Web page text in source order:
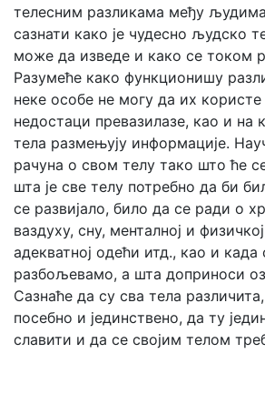
телесним разликама међу
сазнати како је чудесно људско
може да изведе и како се током
Разумеће како функционишу
неке особе не могу да их
недостаци превазилазе, као и на
тела размењују информације.
рачуна о свом телу тако што ће
шта је све телу потребно да би
се развијало, било да се ради о
ваздуху, сну, менталној и
адекватној одећи итд., као и када
разбољевамо, а шта доприноси
Сазнаће да су сва тела
посебно и јединствено, да ту
славити и да се својим телом